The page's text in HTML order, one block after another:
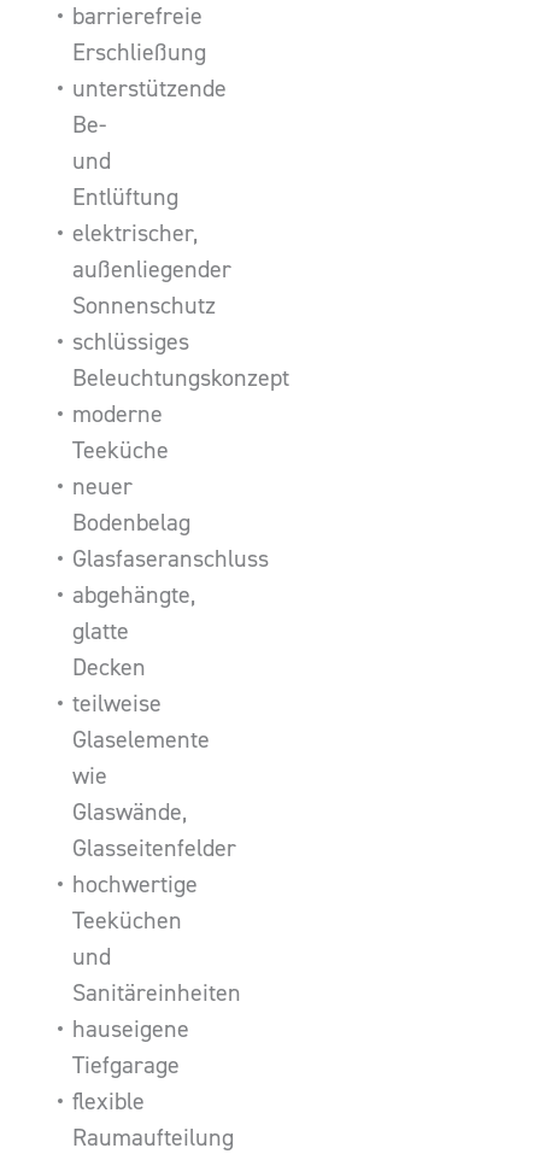
barrierefreie
Erschließung
unterstützende
Be-
und
Entlüftung
elektrischer,
außenliegender
Sonnenschutz
schlüssiges
Beleuchtungskonzept
moderne
Teeküche
neuer
Bodenbelag
Glasfaseranschluss
abgehängte,
glatte
Decken
teilweise
Glaselemente
wie
Glaswände,
Glasseitenfelder
hochwertige
Teeküchen
und
Sanitäreinheiten
hauseigene
Tiefgarage
flexible
Raumaufteilung